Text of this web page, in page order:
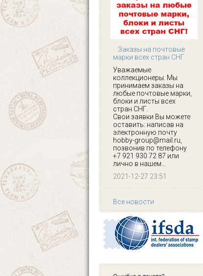
Заказы на почтовые
марки всех стран СНГ
Уважаемые
коллекционеры. Мы
принимаем заказы на
любые почтовые марки,
блоки и листы всех
стран СНГ.
Свои заявки Вы можете
оставить: написав на
электронную почту
hobby-group@mail.ru,
позвонив по телефону
+7 921 930 72 87 или
лично в нашем...
2021-12-27 23:51
Все новости